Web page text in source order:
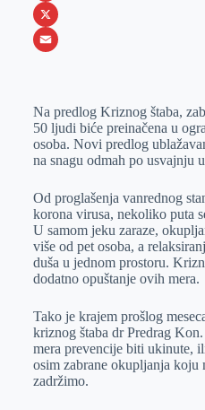
b
o
s
e
e
r
n
k
I
n
i
b
W
h
s
A
p
p
X
a
i
l
Na predlog Kriznog štaba,
50 ljudi biće preinačena u
osoba. Novi predlog
na snagu odmah po usvajnju
Od proglašenja vanrednog
korona virusa, nekoliko puta
U samom jeku zaraze,
više od pet osoba, a
duša u jednom prostoru.
dodatno opuštanje ovih mera.
Tako je krajem prošlog
kriznog štaba dr Predrag
mera prevencije biti ukinute,
osim zabrane okupljanja koju
zadržimo.